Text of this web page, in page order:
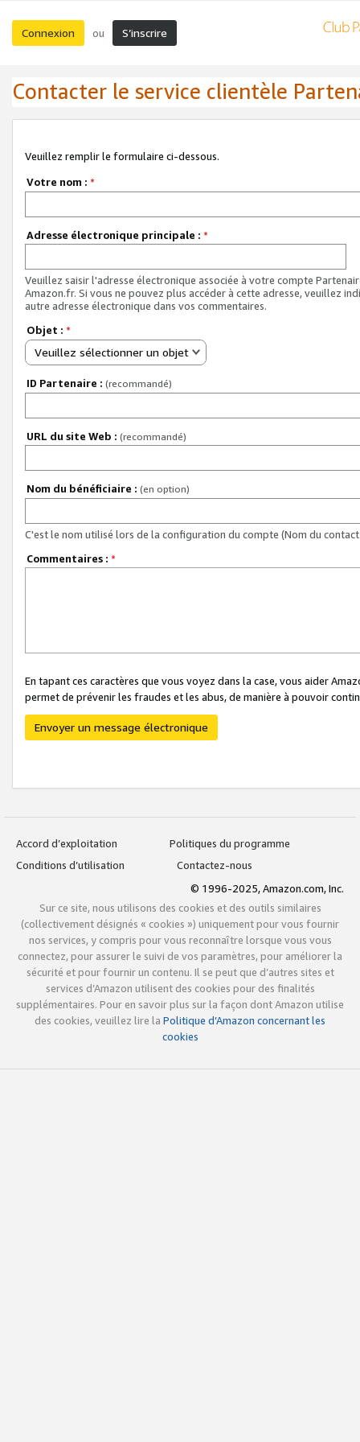
Connexion ou S’inscrire
Contacter le service clientèle
Veuillez remplir le formulaire ci-dessous.
Votre nom : *
Adresse électronique principale : *
Veuillez saisir l'adresse électronique associée à votre compte
Amazon.fr. Si vous ne pouvez plus accéder à cette adresse, veuillez
autre adresse électronique dans vos commentaires.
Objet : *
Veuillez sélectionner un objet
ID Partenaire : (recommandé)
URL du site Web : (recommandé)
Nom du bénéficiaire : (en option)
C'est le nom utilisé lors de la configuration du compte (Nom du
Commentaires : *
En tapant ces caractères que vous voyez dans la case, vous aider
permet de prévenir les fraudes et les abus, de manière à pouvoir
Envoyer un message électronique
Accord d’exploitation
Politiques du programme
Conditions d’utilisation
Contactez-nous
© 1996-2025, Amazon.com, Inc.
Sur ce site, nous utilisons des cookies et des outils similaires
(collectivement désignés « cookies ») uniquement pour vous fournir
nos services, y compris pour vous reconnaître lorsque vous vous
connectez, pour assurer le suivi de vos paramètres, pour améliorer la
sécurité et pour fournir un contenu. Il se peut que d’autres sites et
services d’Amazon utilisent des cookies pour des finalités
supplémentaires. Pour en savoir plus sur la façon dont Amazon utilise
des cookies, veuillez lire la Politique d’Amazon concernant les
cookies